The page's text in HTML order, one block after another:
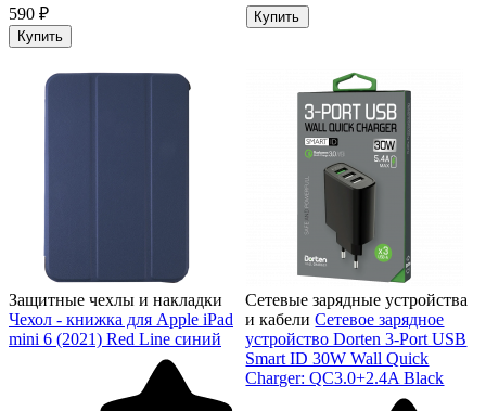
590 ₽
Купить
Купить
Защитные чехлы и накладки
Чехол - книжка для Apple iPad
mini 6 (2021) Red Line синий
Сетевые зарядные устройства
и кабели Сетевое зарядное
устройство Dorten 3-Port USB
Smart ID 30W Wall Quick
Charger: QC3.0+2.4A Black